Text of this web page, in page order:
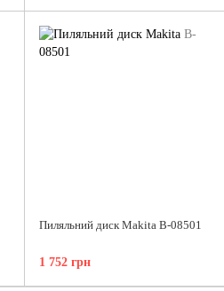
Пиляльний диск Makita B-08501
1 752 грн